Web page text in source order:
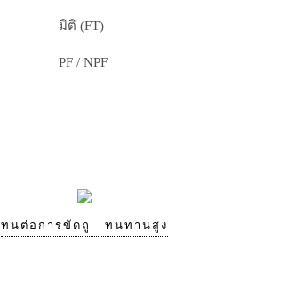
มิติ (FT)
PF / NPF
ทนต่อการขัดถู - ทนทานสูง